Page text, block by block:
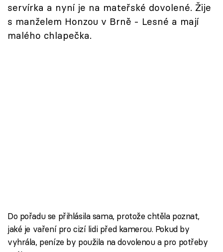
Těhotnej kuchař
Sledujte prima+
servírka a nyní je na mateřské dovolené. Žije
s manželem Honzou v Brně - Lesné a mají
malého chlapečka.
Do pořadu se přihlásila sama, protože chtěla poznat,
jaké je vaření pro cizí lidi před kamerou. Pokud by
vyhrála, peníze by použila na dovolenou a pro potřeby